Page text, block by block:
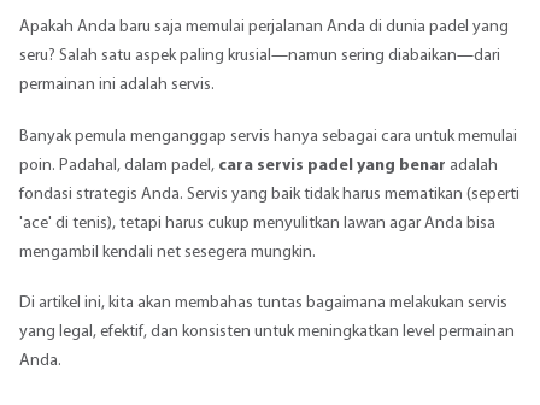
Apakah Anda baru saja memulai perjalanan Anda di dunia padel yang
seru? Salah satu aspek paling krusial—namun sering diabaikan—dari
permainan ini adalah servis.
Banyak pemula menganggap servis hanya sebagai cara untuk memulai
poin. Padahal, dalam padel, cara servis padel yang benar adalah
fondasi strategis Anda. Servis yang baik tidak harus mematikan (seperti
'ace' di tenis), tetapi harus cukup menyulitkan lawan agar Anda bisa
mengambil kendali net sesegera mungkin.
Di artikel ini, kita akan membahas tuntas bagaimana melakukan servis
yang legal, efektif, dan konsisten untuk meningkatkan level permainan
Anda.